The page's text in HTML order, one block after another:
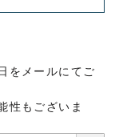
をメールにてご
性もございま